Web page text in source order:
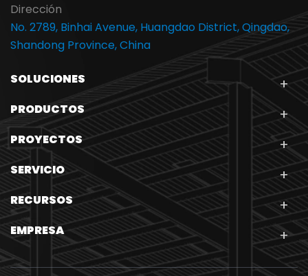
Dirección
No. 2789, Binhai Avenue, Huangdao District, Qingdao,
Shandong Province, China
SOLUCIONES
PRODUCTOS
PROYECTOS
SERVICIO
RECURSOS
EMPRESA